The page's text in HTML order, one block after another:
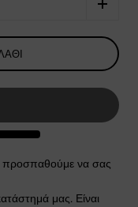
προσπαθούμε να σας
μας. Είναι